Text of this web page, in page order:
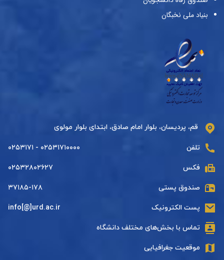
بنیاد ملی نخبگان
قم، پردیسان، بلوار امام صادق، ابتدای بلوار مولوی
تلفن ۰۲۵۳۱۷۱۰۰۰۰ - ۰۲۵۳۱۷۱
فکس ۰۲۵۳۲۸۰۲۶۲۷
صندوق پستی ۳۷۱۸۵-۱۷۸
پست الکترونیک info[@]urd.ac.ir
تماس با بخش‌های مختلف دانشگاه
موقعیت جغرافیایی